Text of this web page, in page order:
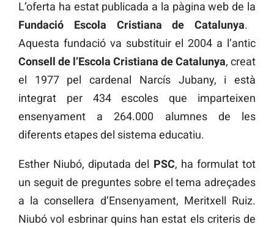
L’oferta ha estat publicada a la pàgina web de la
Fundació Escola Cristiana de Catalunya.
Aquesta fundació va substituir el 2004 a l’antic
Consell de l’Escola Cristiana de Catalunya, creat
el 1977 pel cardenal Narcís Jubany, i està
integrat per 434 escoles que imparteixen
ensenyament a 264.000 alumnes de les
diferents etapes del sistema educatiu.
Esther Niubó, diputada del PSC, ha formulat tot
un seguit de preguntes sobre el tema adreçades
a la consellera d’Ensenyament, Meritxell Ruiz.
Niubó vol esbrinar quins han estat els criteris de